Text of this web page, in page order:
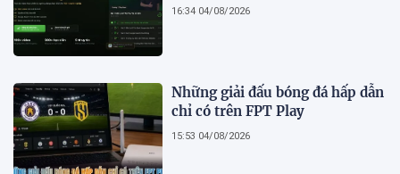
16:34 04/08/2026
Những giải đấu bóng đá hấp dẫn
chỉ có trên FPT Play
15:53 04/08/2026